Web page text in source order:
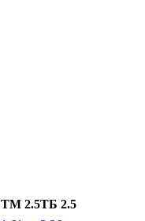
ТМ 2.5ТБ 2.5